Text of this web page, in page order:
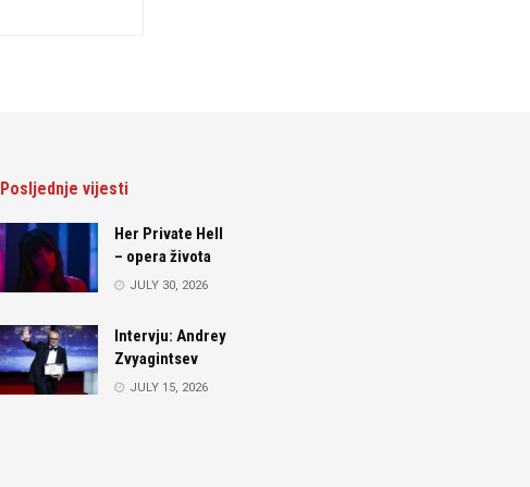
Posljednje vijesti
Her Private Hell
– opera života
JULY 30, 2026
Intervju: Andrey
Zvyagintsev
JULY 15, 2026